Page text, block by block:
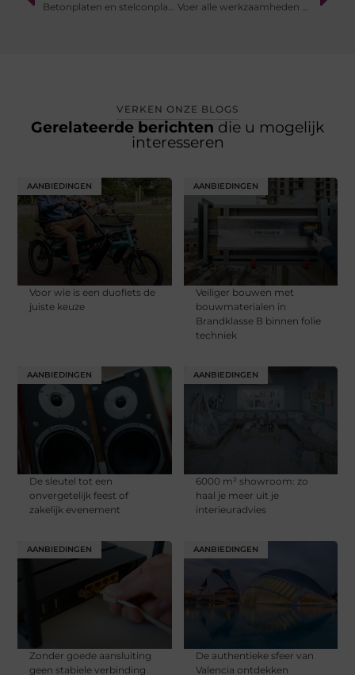
Betonplaten en stelconplaten kopen voor een aantrekkelijke prijs Voer alle werkzaamheden efficiënt uit door stalen rijplaten te huren
VERKEN ONZE BLOGS
Gerelateerde berichten die u mogelijk
interesseren
AANBIEDINGEN
Voor wie is een duofiets de
juiste keuze
AANBIEDINGEN
Veiliger bouwen met
bouwmaterialen in
Brandklasse B binnen folie
techniek
AANBIEDINGEN
De sleutel tot een
onvergetelijk feest of
zakelijk evenement
AANBIEDINGEN
6000 m² showroom: zo
haal je meer uit je
interieuradvies
AANBIEDINGEN
Zonder goede aansluiting
geen stabiele verbinding
AANBIEDINGEN
De authentieke sfeer van
Valencia ontdekken